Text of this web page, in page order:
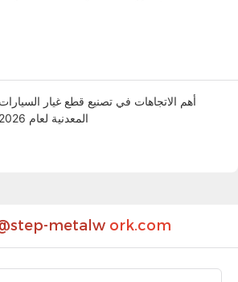
أهم الاتجاهات في تصنيع قطع غيار السيارات
المعدنية لعام 2026
metalw ork.com